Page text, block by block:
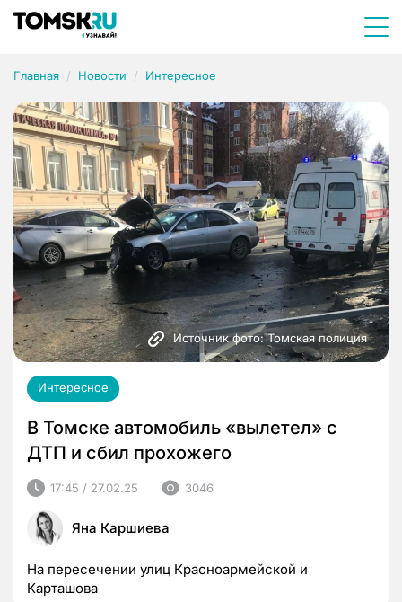
Главная Новости Интересное
Источник фото: Томская полиция
Интересное
В Томске автомобиль «вылетел» с
ДТП и сбил прохожего
17:45 / 27.02.25 3046
Яна Каршиева
На пересечении улиц Красноармейской и
Карташова